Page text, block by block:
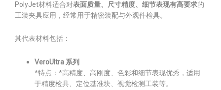
PolyJet材料适合对表面质量、尺寸精度、细节表现有高要求的
工装夹具应用，经常用于精密装配与外观件检具。
其代表材料包括：
VeroUltra 系列
*特点：*高精度、高刚度、色彩和细节表现优秀，适用
于精度检具、定位基准块、视觉检测工装等。